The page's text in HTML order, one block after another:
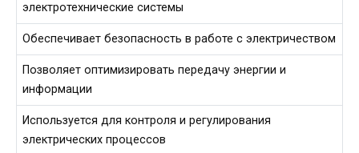
электротехнические системы
Обеспечивает безопасность в работе с электричеством
Позволяет оптимизировать передачу энергии и
информации
Используется для контроля и регулирования
электрических процессов